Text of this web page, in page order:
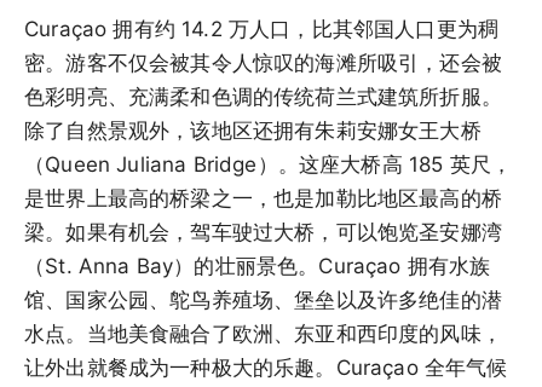
Curaçao 拥有约 14.2 万人口，比其邻国人口更为稠
密。游客不仅会被其令人惊叹的海滩所吸引，还会被
色彩明亮、充满柔和色调的传统荷兰式建筑所折服。
除了自然景观外，该地区还拥有朱莉安娜女王大桥
（Queen Juliana Bridge）。这座大桥高 185 英尺，
是世界上最高的桥梁之一，也是加勒比地区最高的桥
梁。如果有机会，驾车驶过大桥，可以饱览圣安娜湾
（St. Anna Bay）的壮丽景色。Curaçao 拥有水族
馆、国家公园、鸵鸟养殖场、堡垒以及许多绝佳的潜
水点。当地美食融合了欧洲、东亚和西印度的风味，
让外出就餐成为一种极大的乐趣。Curaçao 全年气候